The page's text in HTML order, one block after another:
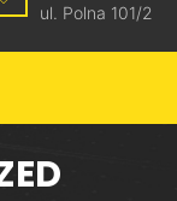
ul. Polna 101/2